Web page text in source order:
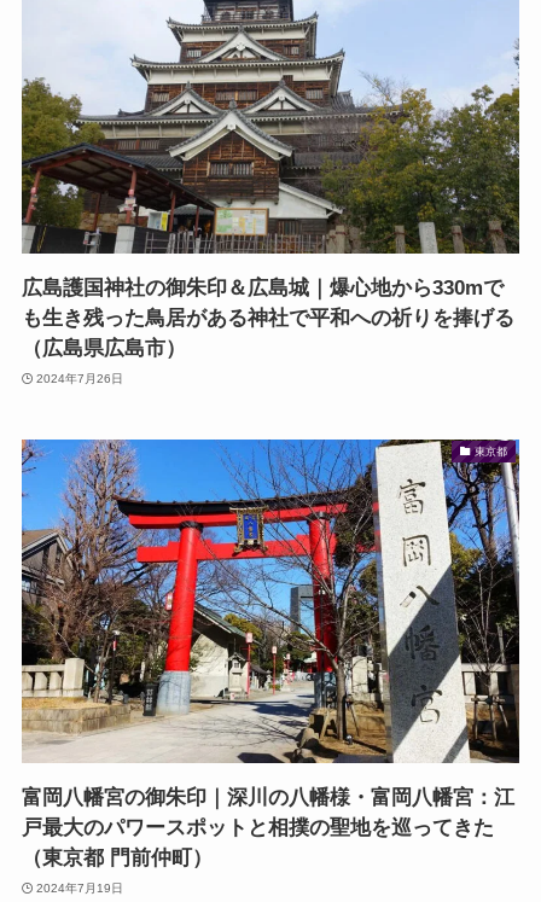
広島護国神社の御朱印＆広島城｜爆心地から330mで
も生き残った鳥居がある神社で平和への祈りを捧げる
（広島県広島市）
2024年7月26日
東京都
富岡八幡宮の御朱印｜深川の八幡様・富岡八幡宮：江
戸最大のパワースポットと相撲の聖地を巡ってきた
（東京都 門前仲町）
2024年7月19日